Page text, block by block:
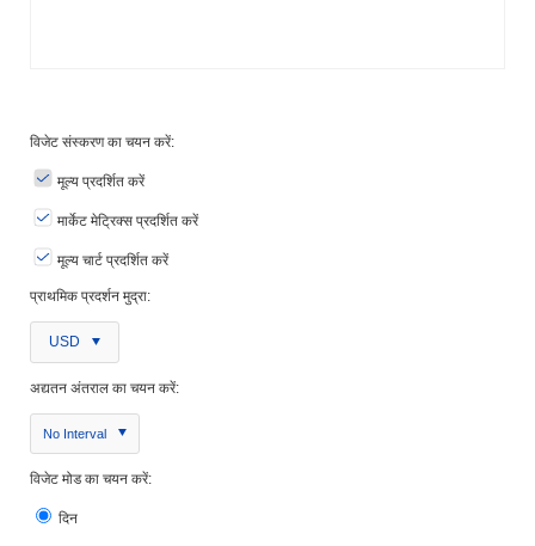
विजेट संस्करण का चयन करें:
मूल्य प्रदर्शित करें
मार्केट मेट्रिक्स प्रदर्शित करें
मूल्य चार्ट प्रदर्शित करें
प्राथमिक प्रदर्शन मुद्रा:
USD
अद्यतन अंतराल का चयन करें:
No Interval
विजेट मोड का चयन करें:
दिन